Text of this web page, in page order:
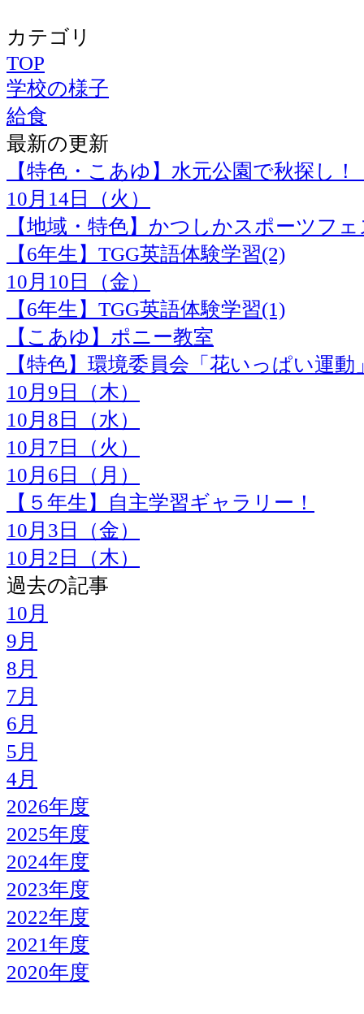
カテゴリ
TOP
学校の様子
給食
最新の更新
【特色・こあゆ】水元公園で秋探し！
10月14日（火）
【地域・特色】かつしかスポーツフ
【6年生】TGG英語体験学習(2)
10月10日（金）
【6年生】TGG英語体験学習(1)
【こあゆ】ポニー教室
【特色】環境委員会「花いっぱい運動
10月9日（木）
10月8日（水）
10月7日（火）
10月6日（月）
【５年生】自主学習ギャラリー！
10月3日（金）
10月2日（木）
過去の記事
10月
9月
8月
7月
6月
5月
4月
2026年度
2025年度
2024年度
2023年度
2022年度
2021年度
2020年度